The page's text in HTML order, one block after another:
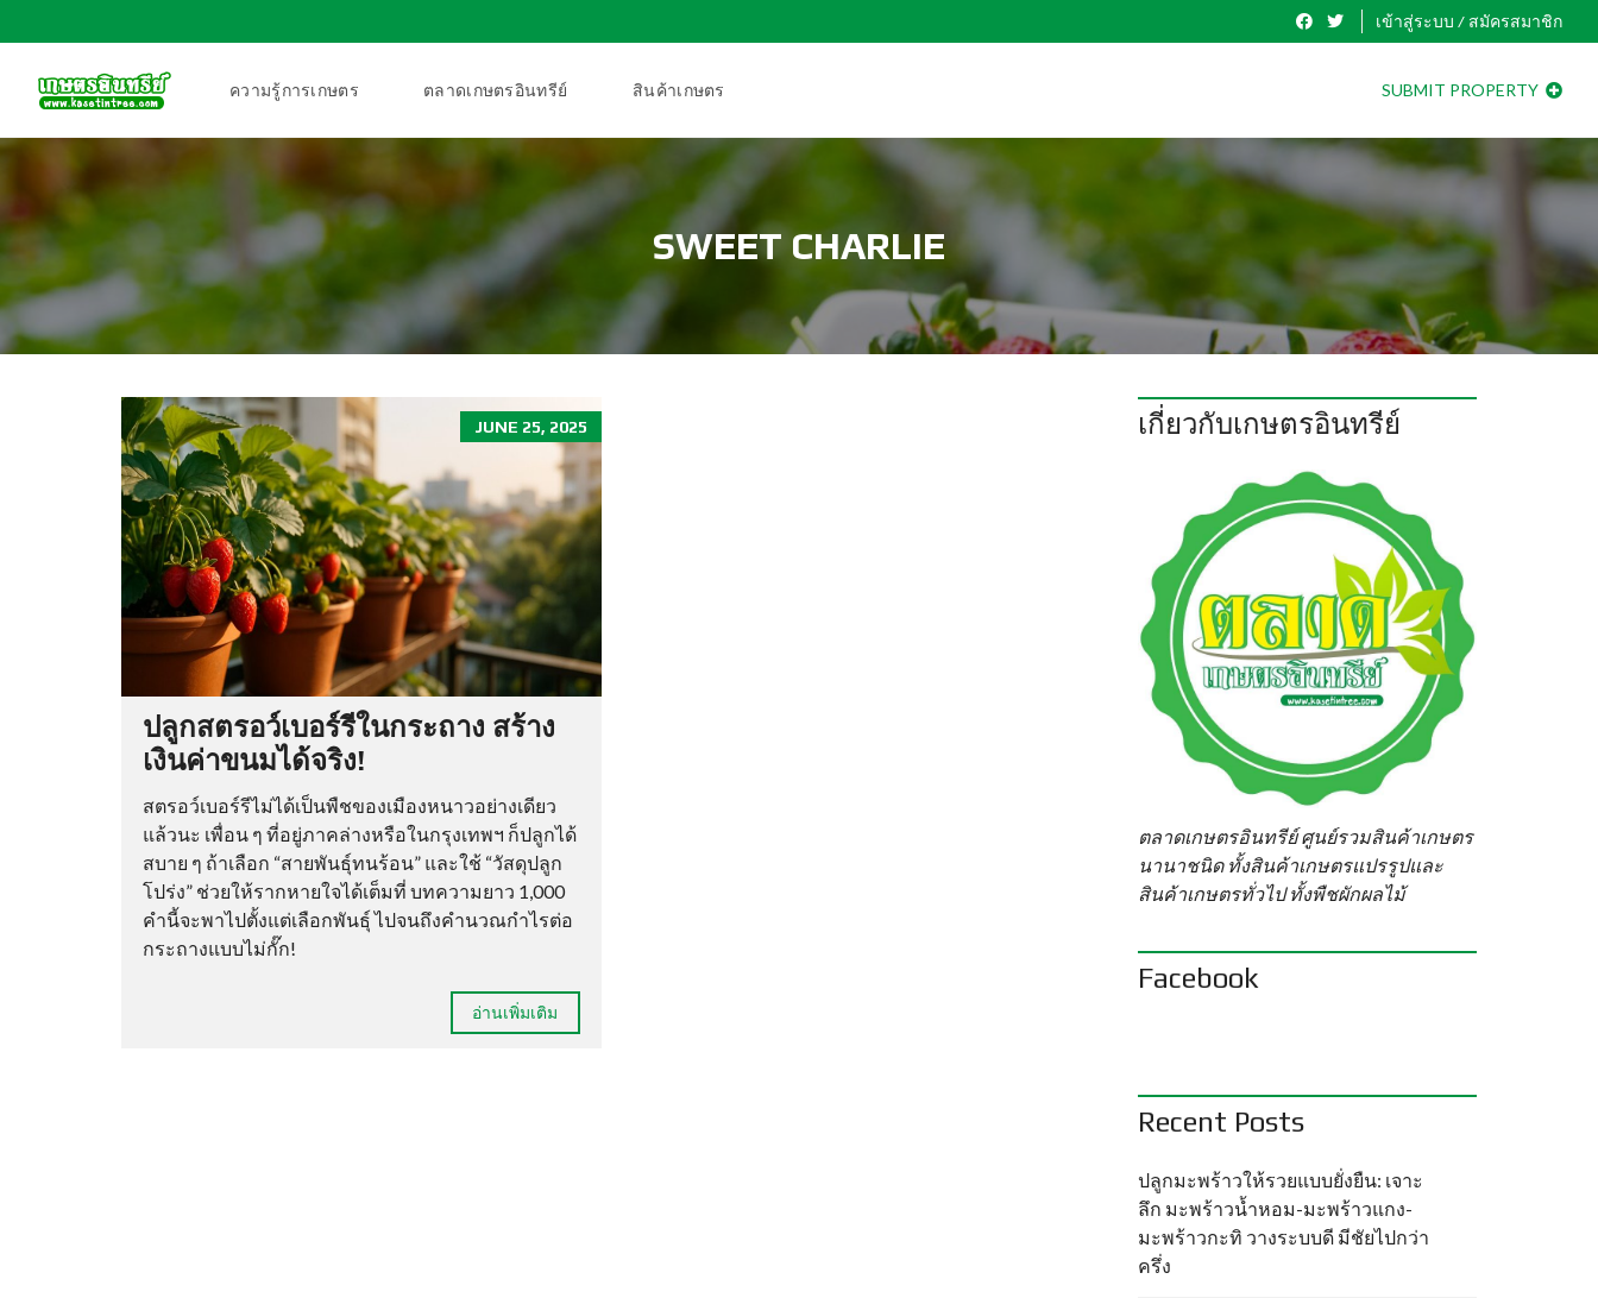
เข้าสู่ระบบ / สมัครสมาชิก
ความรู้การเกษตร ตลาดเกษตรอินทรีย์ สินค้าเกษตร SUBMIT PROPERTY
SWEET CHARLIE
JUNE 25, 2025
ปลูกสตรอว์เบอร์รีในกระถาง สร้าง
เงินค่าขนมได้จริง!
สตรอว์เบอร์รีไม่ได้เป็นพืชของเมืองหนาวอย่างเดียว
แล้วนะ เพื่อน ๆ ที่อยู่ภาคล่างหรือในกรุงเทพฯ ก็ปลูกได้
สบาย ๆ ถ้าเลือก “สายพันธุ์ทนร้อน” และใช้ “วัสดุปลูก
โปร่ง” ช่วยให้รากหายใจได้เต็มที่ บทความยาว 1,000
คำนี้จะพาไปตั้งแต่เลือกพันธุ์ ไปจนถึงคำนวณกำไรต่อ
กระถางแบบไม่กั๊ก!
อ่านเพิ่มเติม
เกี่ยวกับเกษตรอินทรีย์
ตลาดเกษตรอินทรีย์ ศูนย์รวมสินค้าเกษตร
นานาชนิด ทั้งสินค้าเกษตรแปรรูปและ
สินค้าเกษตรทั่วไป ทั้งพืชผักผลไม้
Facebook
Recent Posts
ปลูกมะพร้าวให้รวยแบบยั่งยืน: เจาะ
ลึก มะพร้าวน้ำหอม-มะพร้าวแกง-
มะพร้าวกะทิ วางระบบดี มีชัยไปกว่า
ครึ่ง